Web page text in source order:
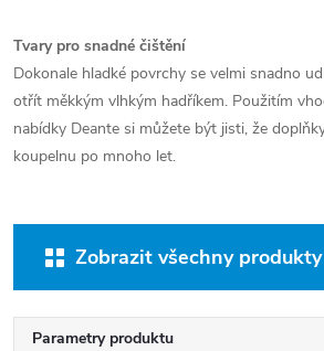
Tvary pro snadné čištění
Dokonale hladké povrchy se velmi snadno
otřít měkkým vlhkým hadříkem. Použitím
nabídky Deante si můžete být jisti, že
koupelnu po mnoho let.
Zobrazit všechny
Parametry produktu